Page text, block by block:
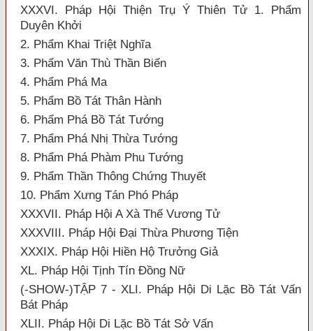
XXXVI. Pháp Hội Thiện Trụ Ý Thiên Tử 1. Phẩm
Duyên Khởi
2. Phẩm Khai Triệt Nghĩa
3. Phẩm Văn Thù Thần Biến
4. Phẩm Phá Ma
5. Phẩm Bồ Tát Thân Hành
6. Phẩm Phá Bồ Tát Tướng
7. Phẩm Phá Nhị Thừa Tướng
8. Phẩm Phá Phàm Phu Tướng
9. Phẩm Thần Thông Chứng Thuyết
10. Phẩm Xưng Tán Phó Pháp
XXXVII. Pháp Hội A Xà Thế Vương Tử
XXXVIII. Pháp Hội Đại Thừa Phương Tiện
XXXIX. Pháp Hội Hiền Hộ Trưởng Giả
XL. Pháp Hội Tịnh Tín Đồng Nữ
(-SHOW-)TẬP 7 - XLI. Pháp Hội Di Lặc Bồ Tát Vấn
Bát Pháp
XLII. Pháp Hội Di Lặc Bồ Tát Sở Vấn